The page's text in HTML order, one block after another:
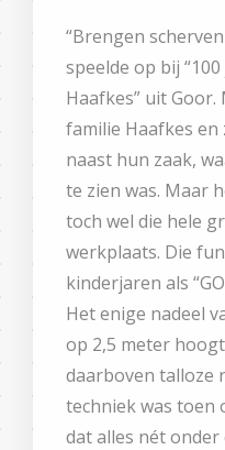
“Brengen
speelde op bij
Haafkes” uit
familie Haafkes en
naast hun zaak,
te zien was. Maar
toch wel die hele
werkplaats. Die
kinderjaren als
Het enige nadeel
op 2,5 meter
daarboven talloze
techniek was toen
dat alles nét onder